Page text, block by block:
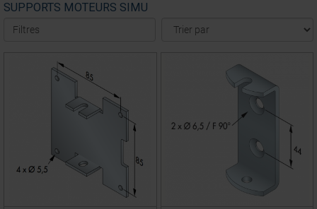
SUPPORTS MOTEURS SIMU
Filtres